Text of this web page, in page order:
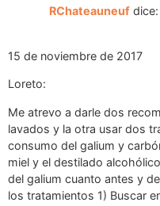
RChateauneuf dice:
15 de noviembre de 2017
Loreto:
Me atrevo a darle dos
lavados y la otra usar dos
consumo del galium y
miel y el destilado
del galium cuanto antes y
los tratamientos 1) Buscar